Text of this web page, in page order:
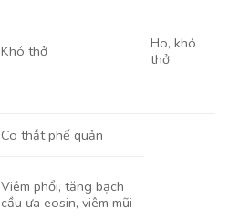
Khó thở
Ho, khó
thở
Co thắt phế quản
Viêm phổi, tăng bạch
cầu ưa eosin, viêm mũi